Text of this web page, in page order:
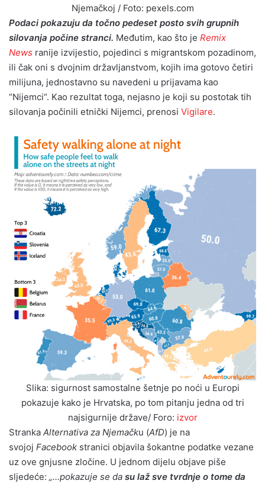
Njemačkoj / Foto: pexels.com
Podaci pokazuju da točno pedeset posto svih grupnih
silovanja počine stranci. Međutim, kao što je Remix
News ranije izvijestio, pojedinci s migrantskom pozadinom,
ili čak oni s dvojnim državljanstvom, kojih ima gotovo četiri
milijuna, jednostavno su navedeni u prijavama kao
“Nijemci“. Kao rezultat toga, nejasno je koji su postotak tih
silovanja počinili etnički Nijemci, prenosi Vigilare.
Slika: sigurnost samostalne šetnje po noći u Europi
pokazuje kako je Hrvatska, po tom pitanju jedna od tri
najsigurnije države/ Foro: izvor
Stranka Alternativa za Njemačku (AfD) je na
svojoj Facebook stranici objavila šokantne podatke vezane
uz ove gnjusne zločine. U jednom dijelu objave piše
sljedeće: „…pokazuje se da su laž sve tvrdnje o tome da